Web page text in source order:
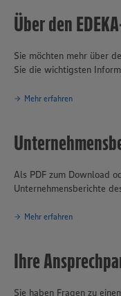
Über den
Sie möchten mehr über
Sie die wichtigsten
Mehr erfahren
Als PDF zum Download
Unternehmensberichte
Mehr erfahren
Ihre
Sie haben Fragen zu